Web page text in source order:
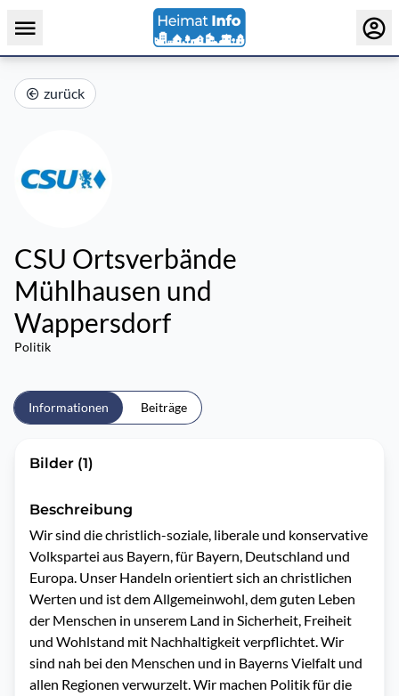
zurück
CSU Ortsverbände
Mühlhausen und
Wappersdorf
Politik
Informationen Beiträge
Bilder (1)
Beschreibung
Wir sind die christlich-soziale, liberale und konservative
Volkspartei aus Bayern, für Bayern, Deutschland und
Europa. Unser Handeln orientiert sich an christlichen
Werten und ist dem Allgemeinwohl, dem guten Leben
der Menschen in unserem Land in Sicherheit, Freiheit
und Wohlstand mit Nachhaltigkeit verpflichtet. Wir
sind nah bei den Menschen und in Bayerns Vielfalt und
allen Regionen verwurzelt. Wir machen Politik für die